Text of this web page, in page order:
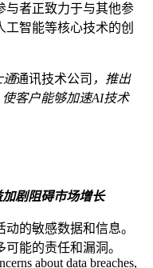
与者正致力于与其他参
智能等核心技术的创
通通讯技术公司 ，推出
使客户能够加速AI技术
加剧阻碍市场增长
的敏感数据和信息。
能的责任和漏洞。
about data breaches,